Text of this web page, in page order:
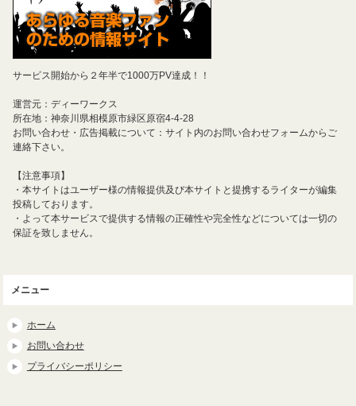
サービス開始から２年半で1000万PV達成！！
運営元：ディーワークス
所在地：神奈川県相模原市緑区原宿4-4-28
お問い合わせ・広告掲載について：サイト内のお問い合わせフォームからご
連絡下さい。
【注意事項】
・本サイトはユーザー様の情報提供及び本サイトと提携するライターが編集
投稿しております。
・よって本サービスで提供する情報の正確性や完全性などについては一切の
保証を致しません。
メニュー
ホーム
お問い合わせ
プライバシーポリシー